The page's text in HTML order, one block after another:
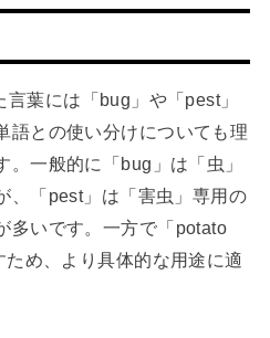
言葉には「bug」や「pest」
語との使い分けについても理
一般的に「bug」は「虫」
、「pest」は「害虫」専用の
多いです。一方で「potato
め、より具体的な用途に適